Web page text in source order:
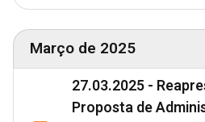
Março de 2025
27.03.2025 -
Proposta de